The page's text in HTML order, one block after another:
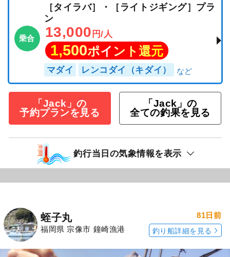
乗合
［タイラバ］・［ライトジギング］プラ
ン
13,000 円/人
1,500ポイント還元
マダイ レンコダイ（キダイ）
「Jack」の
予約プランを見る
「Jack」の
全ての釣果を見る
釣行当日の気象情報を表示
蛭子丸
福岡県 宗像市 鐘崎漁港
81日前
釣り船詳細を見る